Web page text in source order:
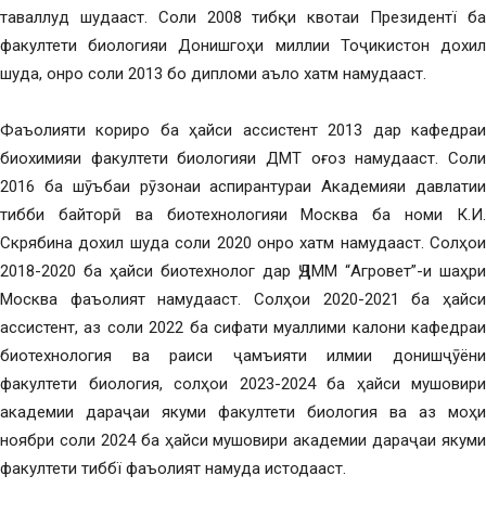
таваллуд шудааст. Соли 2008 тибқи квотаи Президентї ба
факултети биологияи Донишгоҳи миллии Тоҷикистон дохил
шуда, онро соли 2013 бо дипломи аъло хатм намудааст.
Фаъолияти кориро ба ҳайси ассистент 2013 дар кафедраи
биохимияи факултети биологияи ДМТ оғоз намудааст. Соли
2016 ба шӯъбаи рӯзонаи аспирантураи Академияи давлатии
тибби байторӣ ва биотехнологияи Москва ба номи К.И.
Скрябина дохил шуда соли 2020 онро хатм намудааст. Солҳои
2018-2020 ба ҳайси биотехнолог дар ҶДММ “Агровет”-и шаҳри
Москва фаъолият намудааст. Солҳои 2020-2021 ба ҳайси
ассистент, аз соли 2022 ба сифати муаллими калони кафедраи
биотехнология ва раиси ҷамъияти илмии донишҷӯёни
факултети биология, солҳои 2023-2024 ба ҳайси мушовири
академии дараҷаи якуми факултети биология ва аз моҳи
ноябри соли 2024 ба ҳайси мушовири академии дараҷаи якуми
факултети тиббї фаъолият намуда истодааст.